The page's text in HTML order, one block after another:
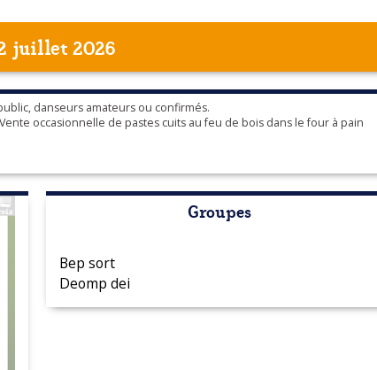
juillet 2026
danseurs amateurs ou confirmés.
occasionnelle de pastes cuits au feu de bois dans le four à pain
Groupes
Bep sort
Deomp dei